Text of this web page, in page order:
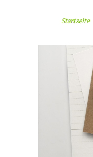
Startseite